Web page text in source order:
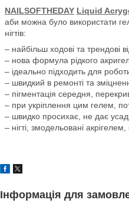
NAILSOFTHEDAY Liquid
аби можна було використати
нігтів:
– найбільш ходові та трендові
– нова формула рідкого
– ідеально підходить для
– швидкий в ремонті та
– пігментація середня,
– при укріплення цим гелем,
– швидко просихає, не дає
– нігті, змодельовані
Інформація для